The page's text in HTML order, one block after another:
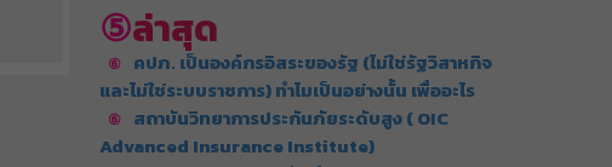
ล่าสุด
คปภ. เป็นองค์กรอิสระของรัฐ (ไม่ใช่รัฐวิสาหกิจ
และไม่ใช่ระบบราชการ) ทำไมเป็นอย่างนั้น เพื่ออะไร
สถาบันวิทยาการประกันภัยระดับสูง ( OIC
Advanced Insurance Institute)